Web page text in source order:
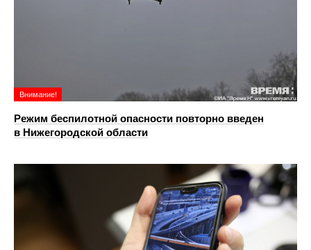
Внимание!
Режим беспилотной опасности повторно введен
в Нижегородской области